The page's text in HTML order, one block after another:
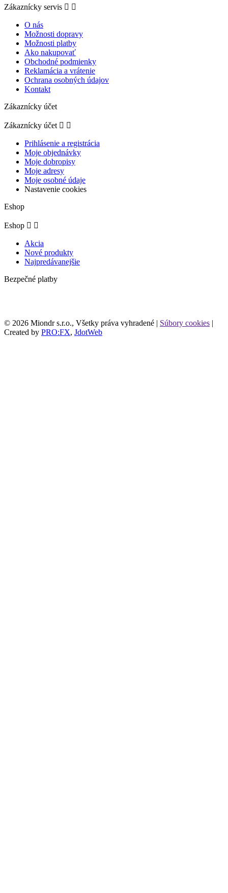
Zákaznícky servis  
O nás
Možnosti dopravy
Možnosti platby
Ako nakupovať
Obchodné podmienky
Reklamácia a vrátenie
Ochrana osobných údajov
Kontakt
Zákaznícky účet
Zákaznícky účet  
Prihlásenie a registrácia
Moje objednávky
Moje dobropisy
Moje adresy
Moje osobné údaje
Nastavenie cookies
Eshop
Eshop  
Akcia
Nové produkty
Najpredávanejšie
Bezpečné platby
© 2026 Miondr s.r.o., Všetky práva vyhradené | Súbory cookies |
Created by PRO:FX, JdotWeb